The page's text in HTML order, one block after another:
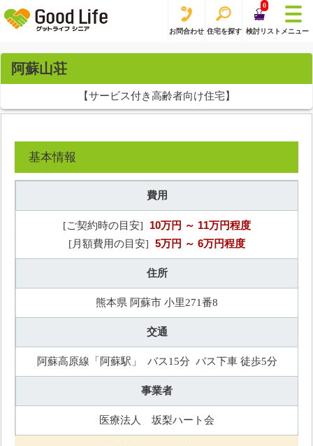
お問合わせ 住宅を探す
0
検討リスト メニュー
阿蘇山荘
【サービス付き高齢者向け住宅】
基本情報
費用
[ご契約時の目安] 10万円 ～ 11万円程度
[月額費用の目安] 5万円 ～ 6万円程度
住所
熊本県 阿蘇市 小里271番8
交通
阿蘇高原線「阿蘇駅」 バス15分 バス下車 徒歩5分
事業者
医療法人 坂梨ハート会